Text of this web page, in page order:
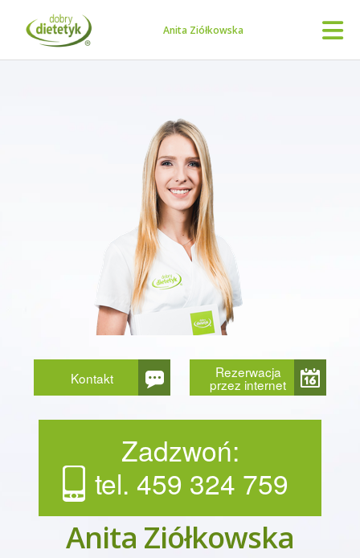
Anita Ziółkowska
Kontakt Rezerwacja
przez internet
Zadzwoń:
tel. 459 324 759
Anita Ziółkowska